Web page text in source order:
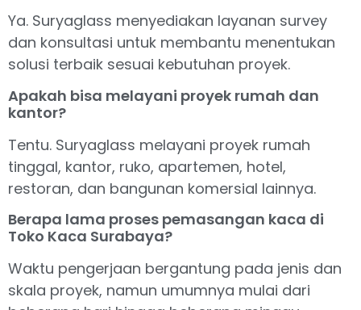
Ya. Suryaglass menyediakan layanan survey
dan konsultasi untuk membantu menentukan
solusi terbaik sesuai kebutuhan proyek.
Apakah bisa melayani proyek rumah dan
kantor?
Tentu. Suryaglass melayani proyek rumah
tinggal, kantor, ruko, apartemen, hotel,
restoran, dan bangunan komersial lainnya.
Berapa lama proses pemasangan kaca di
Toko Kaca Surabaya?
Waktu pengerjaan bergantung pada jenis dan
skala proyek, namun umumnya mulai dari